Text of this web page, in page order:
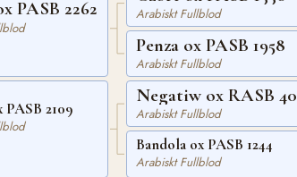
PASB 2262
PASB 2109
Arabiskt Fullblod
Penza ox PASB 1958
Arabiskt Fullblod
Negatiw ox RASB 40
Arabiskt Fullblod
Bandola ox PASB 1244
Arabiskt Fullblod